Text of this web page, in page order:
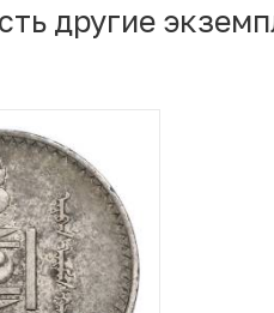
другие